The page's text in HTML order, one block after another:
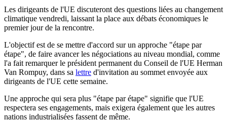
Les dirigeants de l'UE discuteront des questions liées au changement
climatique vendredi, laissant la place aux débats économiques le
premier jour de la rencontre.
L'objectif est de se mettre d'accord sur un approche "étape par
étape", de faire avancer les négociations au niveau mondial, comme
l'a fait remarquer le président permanent du Conseil de l'UE Herman
Van Rompuy, dans sa lettre d'invitation au sommet envoyée aux
dirigeants de l'UE cette semaine.
Une approche qui sera plus "étape par étape" signifie que l'UE
respectera ses engagements, mais exigera également que les autres
nations industrialisées fassent de même.